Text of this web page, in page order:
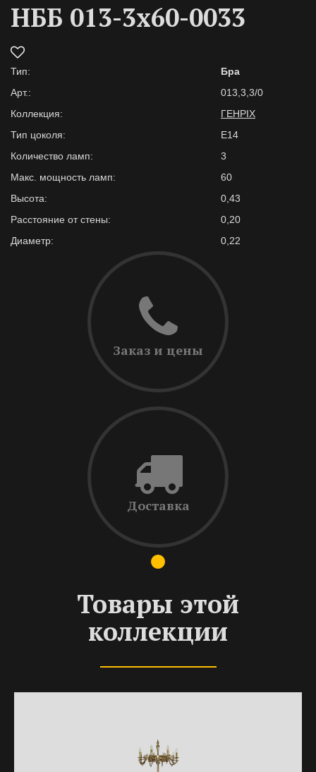
НББ 013-3х60-0033
Тип:
Бра
Арт.:
013,3,3/0
Коллекция:
ГЕНРІХ
Тип цоколя:
E14
Количество ламп:
3
Макс. мощность ламп:
60
Высота:
0,43
Расстояние от стены:
0,20
Диаметр:
0,22
Заказ и цены
Доставка
Товары этой
коллекции